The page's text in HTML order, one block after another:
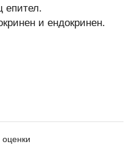
епител.
и ендокринен.